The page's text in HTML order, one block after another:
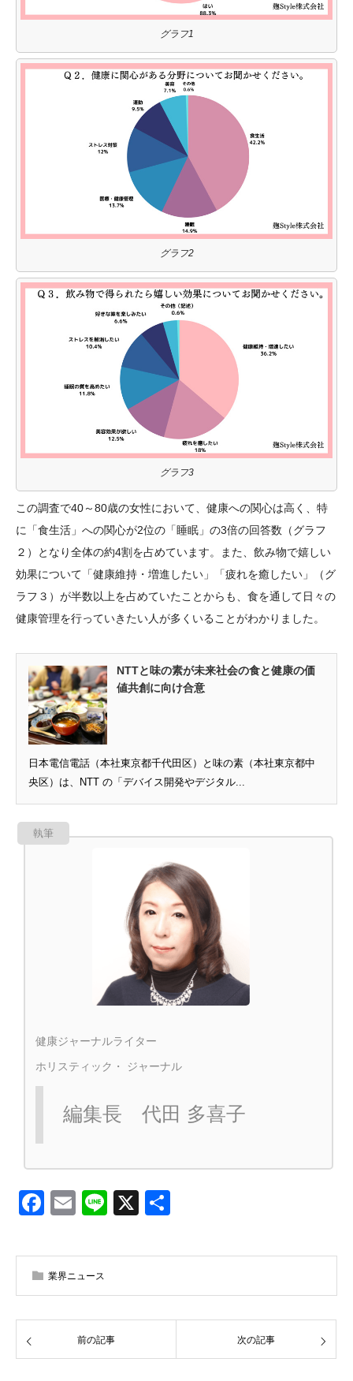
グラフ1
グラフ2
グラフ3
この調査で40～80歳の女性において、健康への関心は高く、特
に「食生活」への関心が2位の「睡眠」の3倍の回答数（グラフ
２）となり全体の約4割を占めています。また、飲み物で嬉しい
効果について「健康維持・増進したい」「疲れを癒したい」（グ
ラフ３）が半数以上を占めていたことからも、食を通して日々の
健康管理を行っていきたい人が多くいることがわかりました。
NTTと味の素が未来社会の食と健康の価
値共創に向け合意
日本電信電話（本社東京都千代田区）と味の素（本社東京都中
央区）は、NTT の「デバイス開発やデジタル...
執筆
健康ジャーナルライター
ホリスティック・ ジャーナル
編集長 代田 多喜子
Facebook
EmailLine
X
業界ニュース
前の記事 次の記事